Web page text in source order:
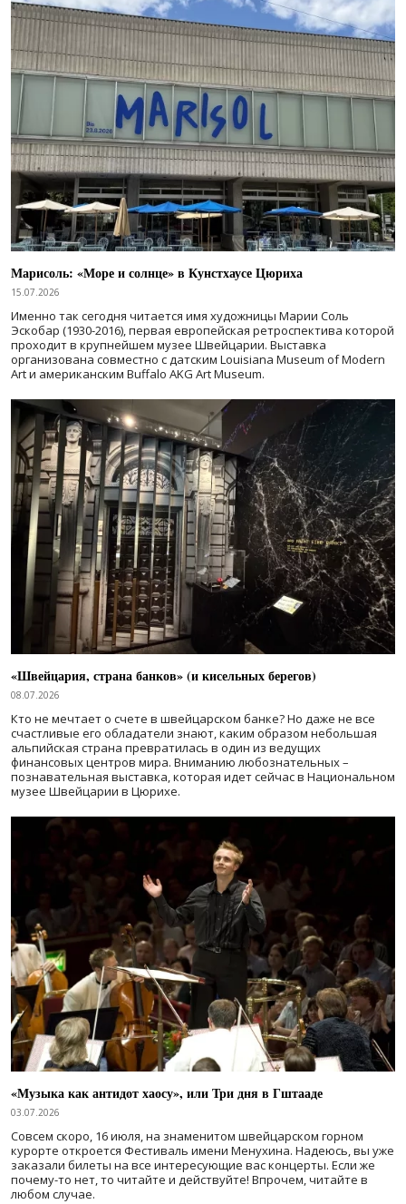
Марисоль: «Море и солнце» в Кунстхаусе Цюриха
15.07.2026
Именно так сегодня читается имя художницы Марии Соль
Эскобар (1930-2016), первая европейская ретроспектива которой
проходит в крупнейшем музее Швейцарии. Выставка
организована совместно с датским Louisiana Museum of Modern
Art и американским Buffalo AKG Art Museum.
«Швейцария, страна банков» (и кисельных берегов)
08.07.2026
Кто не мечтает о счете в швейцарском банке? Но даже не все
счастливые его обладатели знают, каким образом небольшая
альпийская страна превратилась в один из ведущих
финансовых центров мира. Вниманию любознательных –
познавательная выставка, которая идет сейчас в Национальном
музее Швейцарии в Цюрихе.
«Музыка как антидот хаосу», или Три дня в Гштааде
03.07.2026
Совсем скоро, 16 июля, на знаменитом швейцарском горном
курорте откроется Фестиваль имени Менухина. Надеюсь, вы уже
заказали билеты на все интересующие вас концерты. Если же
почему-то нет, то читайте и действуйте! Впрочем, читайте в
любом случае.